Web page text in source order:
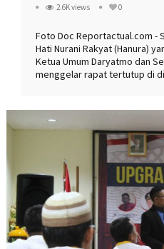
2.6K views
0
Foto Doc Reportactual.com -
Hati Nurani Rakyat (Hanura)
Ketua Umum Daryatmo dan
menggelar rapat tertutup di